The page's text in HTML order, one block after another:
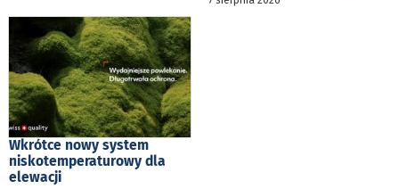
Wkrótce nowy system
niskotemperaturowy dla
elewacji